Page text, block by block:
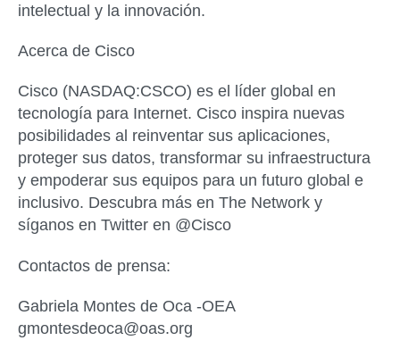
intelectual y la innovación.
Acerca de Cisco
Cisco (NASDAQ:CSCO) es el líder global en
tecnología para Internet. Cisco inspira nuevas
posibilidades al reinventar sus aplicaciones,
proteger sus datos, transformar su infraestructura
y empoderar sus equipos para un futuro global e
inclusivo. Descubra más en The Network y
síganos en Twitter en @Cisco
Contactos de prensa:
Gabriela Montes de Oca -OEA
gmontesdeoca@oas.org